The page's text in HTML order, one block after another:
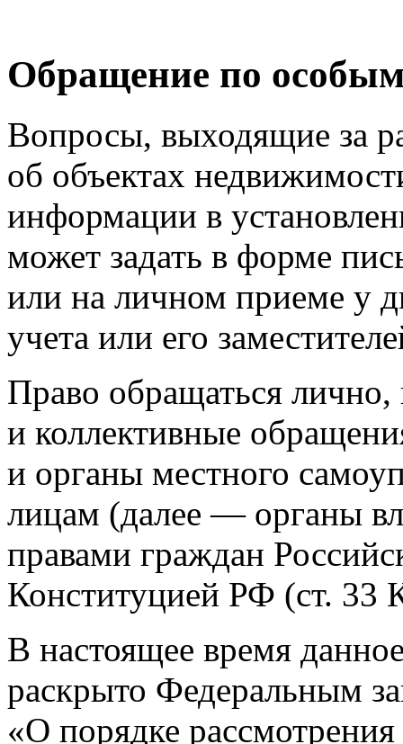
Обращение по
Вопросы, выходящие за
об объектах
информации в
может задать в форме
или на личном приеме у
учета или его
Право обращаться лично,
и коллективные
и органы местного
лицам (далее — органы
правами граждан
Конституцией РФ (ст. 33
В настоящее время
раскрыто Федеральным
«О порядке